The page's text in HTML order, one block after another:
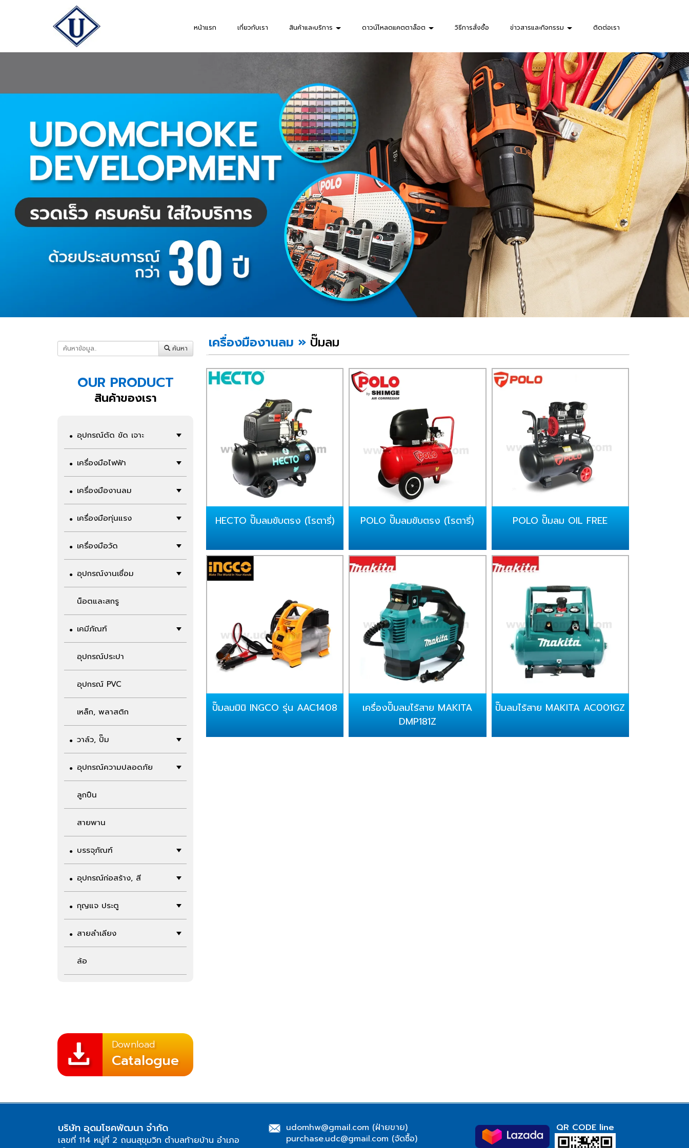
หน้าแรก เกี่ยวกับเรา สินค้าและบริการ ดาวน์โหลดแคตตาล็อต วิธีการสั่งซื้อ ข่าวสารและกิจกรรม ติดต่อเรา
ค้นหา
OUR PRODUCT
สินค้าของเรา
อุปกรณ์ตัด ขัด เจาะ
เครื่องมือไฟฟ้า
เครื่องมืองานลม
เครื่องมือทุ่นแรง
เครื่องมือวัด
อุปกรณ์งานเชื่อม
น็อตและสกรู
เคมีภัณฑ์
อุปกรณ์ประปา
อุปกรณ์ PVC
เหล็ก, พลาสติก
วาล์ว, ปั๊ม
อุปกรณ์ความปลอดภัย
ลูกปืน
สายพาน
บรรจุภัณฑ์
อุปกรณ์ก่อสร้าง, สี
กุญแจ ประตู
สายลำเลียง
ล้อ
Download
Catalogue
เครื่องมืองานลม » ปั๊มลม
HECTO ปั๊มลมขับตรง (โรตารี่) POLO ปั๊มลมขับตรง (โรตารี่) POLO ปั๊มลม OIL FREE
ปั๊มลมมินิ INGCO รุ่น AAC1408
เครื่องปั๊มลมไร้สาย MAKITA
DMP181Z
ปั๊มลมไร้สาย MAKITA AC001GZ
บริษัท อุดมโชคพัฒนา จำกัด
เลขที่ 114 หมู่ที่ 2 ถนนสุขุมวิท ตำบลท้ายบ้าน อำเภอ
udomhw@gmail.com (ฝ่ายขาย)
purchase.udc@gmail.com (จัดซื้อ)
QR CODE line